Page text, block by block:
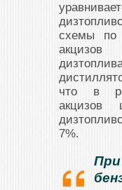
схемы по
акцизов
что в
7%.
При